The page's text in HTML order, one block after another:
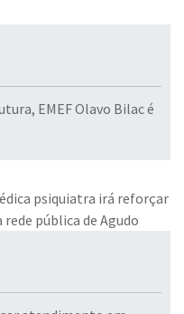
EMEF Olavo Bilac é